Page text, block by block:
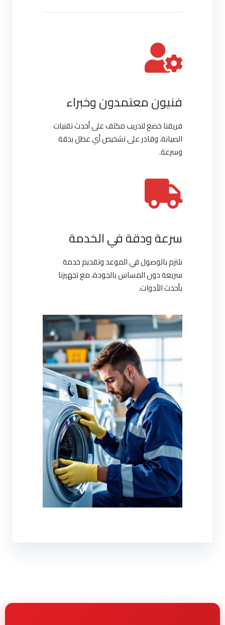
فنيون معتمدون وخبراء
فريقنا خضع لتدريب مكثف على أحدث تقنيات
الصيانة، وقادر على تشخيص أي عطل بدقة
وسرعة.
سرعة ودقة في الخدمة
نلتزم بالوصول في الموعد وتقديم خدمة
سريعة دون المساس بالجودة، مع تجهيزنا
بأحدث الأدوات.